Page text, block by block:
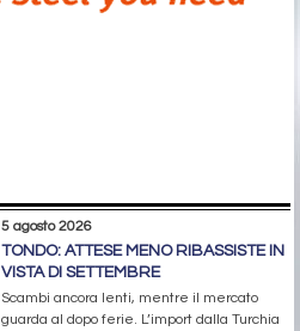
5 agosto 2026
TONDO: ATTESE MENO RIBASSISTE IN
VISTA DI SETTEMBRE
Scambi ancora lenti, mentre il mercato
guarda al dopo ferie. L’import dalla Turchia